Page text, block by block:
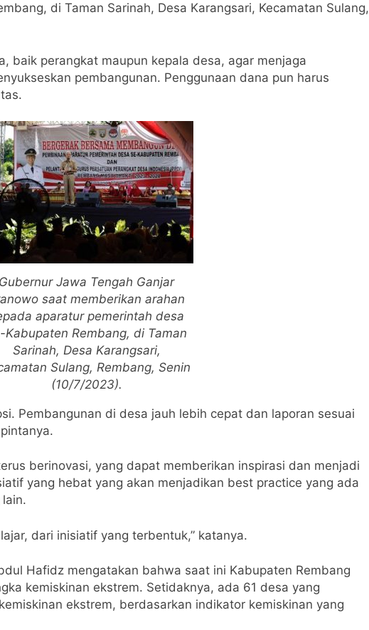
di Taman Sarinah, Desa Karangsari, Kecamatan Sulang,
baik perangkat maupun kepala desa, agar menjaga
pembangunan. Penggunaan dana pun harus
Gubernur Jawa Tengah Ganjar
saat memberikan arahan
aparatur pemerintah desa
Kabupaten Rembang, di Taman
Sarinah, Desa Karangsari,
Sulang, Rembang, Senin
(10/7/2023).
Pembangunan di desa jauh lebih cepat dan laporan sesuai
berinovasi, yang dapat memberikan inspirasi dan menjadi
yang hebat yang akan menjadikan best practice yang ada
dari inisiatif yang terbentuk,” katanya.
Hafidz mengatakan bahwa saat ini Kabupaten Rembang
kemiskinan ekstrem. Setidaknya, ada 61 desa yang
ekstrem, berdasarkan indikator kemiskinan yang